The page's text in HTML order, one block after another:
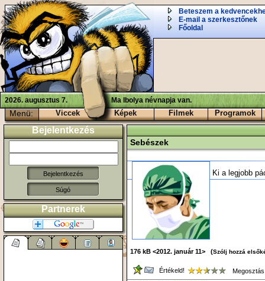
Beteszem a
E-mail a szerkesztőnek
Főoldal
2026. augusztus 7. Ma Ibolya névnapja van.
Menü: Viccek Képek Filmek Programok
Bejelentkezés
Súgó
Partnerek
Sebészek
Ki a legjobb
176 kB <2012. január 11> (Szólj hozzá
Értékeld!